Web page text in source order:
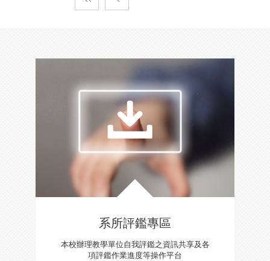
系所評鑑專區
本校辦理教學單位自我評鑑之資訊共享及各
項評鑑作業進度等操作平台